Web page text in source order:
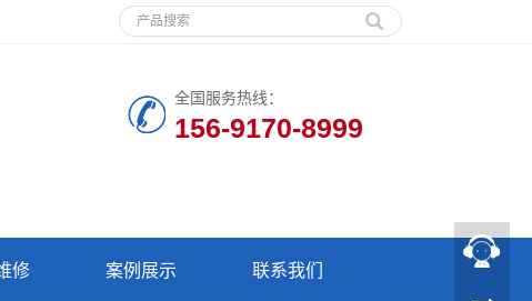
全国服务热线：
156-9170-8999
修 案例展示 联系我们